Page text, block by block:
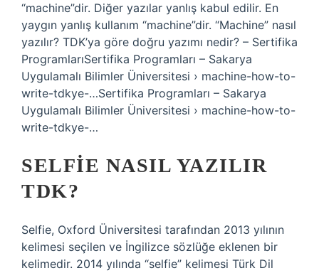
“machine”dir. Diğer yazılar yanlış kabul edilir. En
yaygın yanlış kullanım “machine”dir. “Machine” nasıl
yazılır? TDK’ya göre doğru yazımı nedir? – Sertifika
ProgramlarıSertifika Programları – Sakarya
Uygulamalı Bilimler Üniversitesi › machine-how-to-
write-tdkye-…Sertifika Programları – Sakarya
Uygulamalı Bilimler Üniversitesi › machine-how-to-
write-tdkye-…
SELFIE NASIL YAZILIR
TDK?
Selfie, Oxford Üniversitesi tarafından 2013 yılının
kelimesi seçilen ve İngilizce sözlüğe eklenen bir
kelimedir. 2014 yılında “selfie” kelimesi Türk Dil